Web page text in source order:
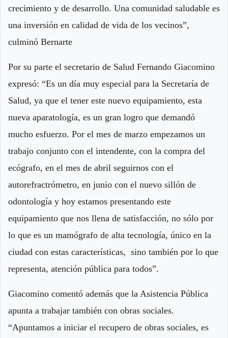
crecimiento y de desarrollo. Una comunidad saludable es
una inversión en calidad de vida de los vecinos”,
culminó Bernarte
Por su parte el secretario de Salud Fernando Giacomino
expresó: “Es un día muy especial para la Secretaría de
Salud, ya que el tener este nuevo equipamiento, esta
nueva aparatología, es un gran logro que demandó
mucho esfuerzo. Por el mes de marzo empezamos un
trabajo conjunto con el intendente, con la compra del
ecógrafo, en el mes de abril seguirnos con el
autorefractrómetro, en junio con el nuevo sillón de
odontología y hoy estamos presentando este
equipamiento que nos llena de satisfacción, no sólo por
lo que es un mamógrafo de alta tecnología, único en la
ciudad con estas características, sino también por lo que
representa, atención pública para todos”.
Giacomino comentó además que la Asistencia Pública
apunta a trabajar también con obras sociales.
“Apuntamos a iniciar el recupero de obras sociales, es